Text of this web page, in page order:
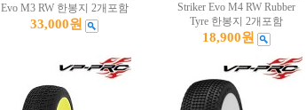
Evo M3 RW 한봉지 2개포함
33,000원
Striker Evo M4 RW Rubber
Tyre 한봉지 2개포함
18,900원